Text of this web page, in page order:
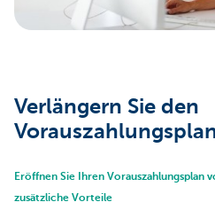
Verlängern Sie den
Eröffnen Sie Ihren Vorauszahlungsplan
zusätzliche Vorteile